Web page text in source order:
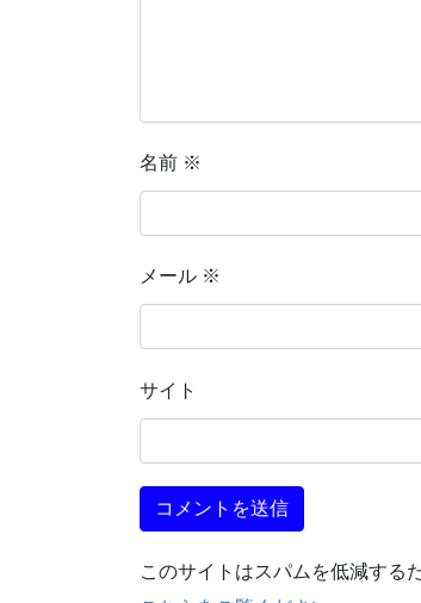
名前 ※
メール ※
サイト
このサイトはスパムを低減する